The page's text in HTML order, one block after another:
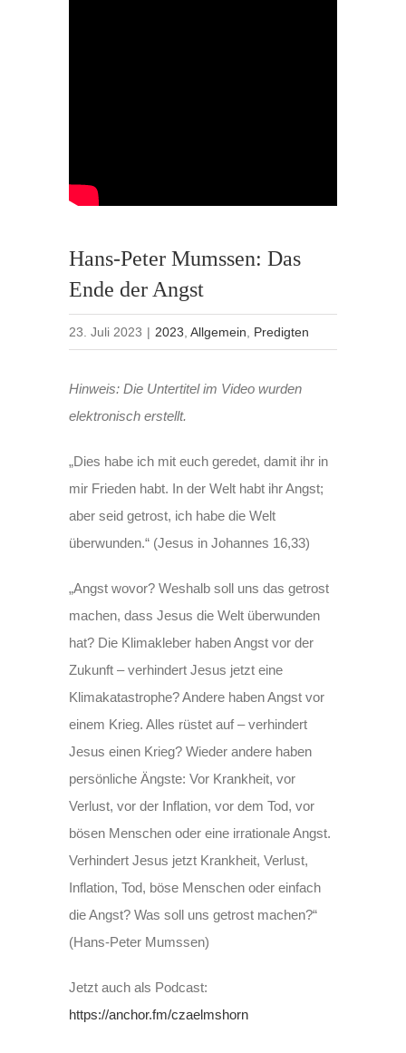
Hans-Peter Mumssen: Das
Ende der Angst
23. Juli 2023 | 2023 ,Allgemein Predigten
Hinweis: Die Untertitel im Video wurden
elektronisch erstellt.
„Dies habe ich mit euch geredet, damit ihr in
mir Frieden habt. In der Welt habt ihr Angst;
aber seid getrost, ich habe die Welt
überwunden.“ (Jesus in Johannes 16,33)
„Angst wovor? Weshalb soll uns das getrost
machen, dass Jesus die Welt überwunden
hat? Die Klimakleber haben Angst vor der
Zukunft – verhindert Jesus jetzt eine
Klimakatastrophe? Andere haben Angst vor
einem Krieg. Alles rüstet auf – verhindert
Jesus einen Krieg? Wieder andere haben
persönliche Ängste: Vor Krankheit, vor
Verlust, vor der Inflation, vor dem Tod, vor
bösen Menschen oder eine irrationale Angst.
Verhindert Jesus jetzt Krankheit, Verlust,
Inflation, Tod, böse Menschen oder einfach
die Angst? Was soll uns getrost machen?“
(Hans-Peter Mumssen)
Jetzt auch als Podcast:
https://anchor.fm/czaelmshorn